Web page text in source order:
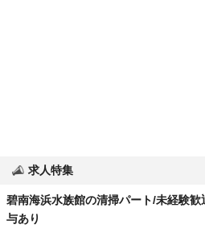
求人特集
碧南海浜水族館の清掃パート/未経験
与あり